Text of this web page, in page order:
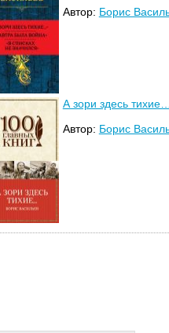
Автор: Борис
А зори здесь
Автор: Борис